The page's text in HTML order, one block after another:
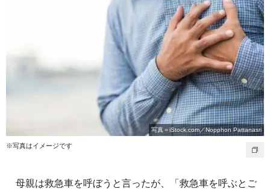
写真＝iStock.com／Nopphon Pattanasri
※写真はイメージです
母親は救急車を呼ぼうと言ったが、「救急車を呼ぶとご